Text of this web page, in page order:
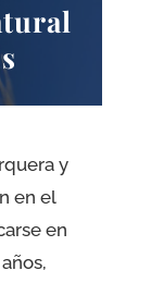
y
en el
en